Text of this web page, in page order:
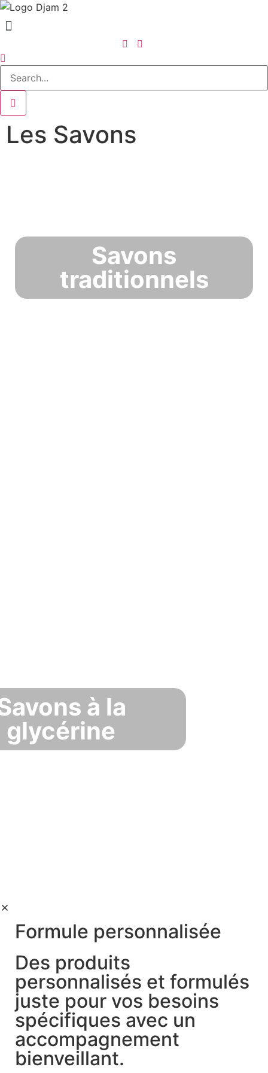
Les Savons
Savons
traditionnels
à la
glycérine
Formule personnalisée
Des produits
personnalisés et formulés
juste pour vos besoins
spécifiques avec un
accompagnement
bienveillant.